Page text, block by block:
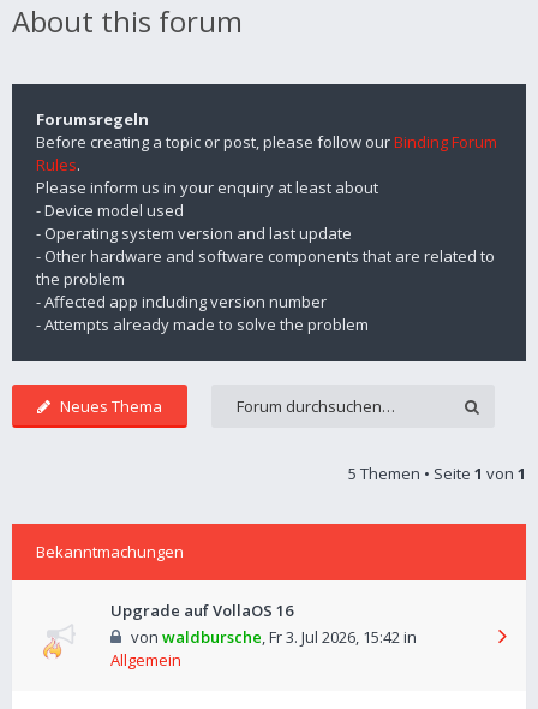
About this forum
Forumsregeln
Before creating a topic or post, please follow ourBinding Forum
Rules.
Please inform us in your enquiry at least about
- Device model used
- Operating system version and last update
- Other hardware and software components that are related to
the problem
- Affected app including version number
- Attempts already made to solve the problem
Neues Thema
5 Themen • Seite 1 von 1
Bekanntmachungen
Upgrade auf VollaOS 16
von waldbursche,Fr 3. Jul 2026, 15:42in
Allgemein